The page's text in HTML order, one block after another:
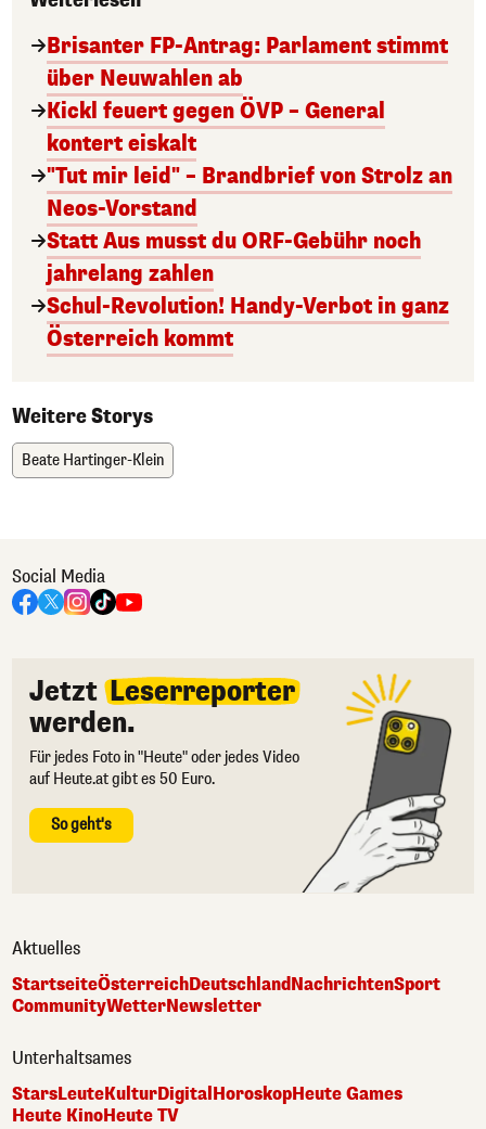
Brisanter FP-Antrag: Parlament stimmt
über Neuwahlen ab
Kickl feuert gegen ÖVP – General
kontert eiskalt
"Tut mir leid" – Brandbrief von Strolz an
Neos-Vorstand
Statt Aus musst du ORF-Gebühr noch
jahrelang zahlen
Schul-Revolution! Handy-Verbot in ganz
Österreich kommt
Weitere Storys
Beate Hartinger-Klein
Social Media
Jetzt Leserreporter
werden.
Für jedes Foto in "Heute" oder jedes Video
auf Heute.at gibt es 50 Euro.
So geht's
Aktuelles
StartseiteÖsterreichDeutschlandNachrichtenSport
CommunityWetterNewsletter
Unterhaltsames
StarsLeuteKulturDigitalHoroskopHeute Games
Heute KinoHeute TV